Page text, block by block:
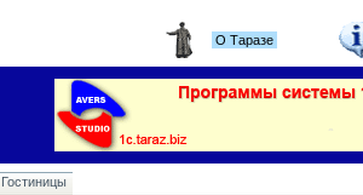
О Таразе
Гостиницы